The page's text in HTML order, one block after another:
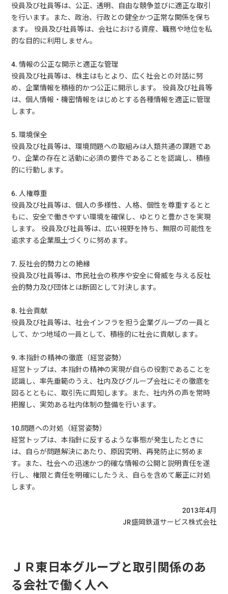
役員及び社員等は、公正、透明、自由な競争並びに適正な取引
を行います。また、政治、行政との健全かつ正常な関係を保ち
ます。 役員及び社員等は、会社における資産、職務や地位を私
的な目的に利用しません。
4. 情報の公正な開示と適正な管理
役員及び社員等は、株主はもとより、広く社会との対話に努
め、企業情報を積極的かつ公正に開示します。 役員及び社員等
は、個人情報・機密情報をはじめとする各種情報を適正に管理
します。
5. 環境保全
役員及び社員等は、環境問題への取組みは人類共通の課題であ
り、企業の存在と活動に必須の要件であることを認識し、積極
的に行動します。
6. 人権尊重
役員及び社員等は、個人の多様性、人格、個性を尊重するとと
もに、安全で働きやすい環境を確保し、ゆとりと豊かさを実現
します。 役員及び社員等は、広い視野を持ち、無限の可能性を
追求する企業風土づくりに努めます。
7. 反社会的勢力との絶縁
役員及び社員等は、市民社会の秩序や安全に脅威を与える反社
会的勢力及び団体とは断固として対決します。
8. 社会貢献
役員及び社員等は、社会インフラを担う企業グループの一員と
して、かつ地域の一員として、積極的に社会に貢献します。
9. 本指針の精神の徹底（経営姿勢）
経営トップは、本指針の精神の実現が自らの役割であることを
認識し、率先垂範のうえ、社内及びグループ会社にその徹底を
図るとともに、取引先に周知します。また、社内外の声を常時
把握し、実効ある社内体制の整備を行います。
10.問題への対処（経営姿勢）
経営トップは、本指針に反するような事態が発生したときに
は、自らが問題解決にあたり、原因究明、再発防止に努めま
す。また、社会への迅速かつ的確な情報の公開と説明責任を遂
行し、権限と責任を明確にしたうえ、自らを含めて厳正に対処
します。
2013年4月
JR盛岡鉄道サービス株式会社
ＪＲ東日本グループと取引関係のあ
る会社で働く人へ